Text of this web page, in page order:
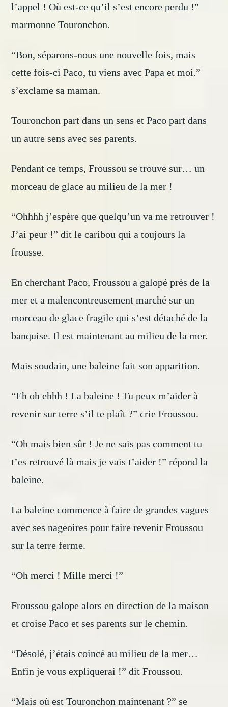
l’appel ! Où est-ce qu’il s’est encore perdu !”
marmonne Touronchon.
“Bon, séparons-nous une nouvelle fois, mais
cette fois-ci Paco, tu viens avec Papa et moi.”
s’exclame sa maman.
Touronchon part dans un sens et Paco part dans
un autre sens avec ses parents.
Pendant ce temps, Froussou se trouve sur… un
morceau de glace au milieu de la mer !
“Ohhhh j’espère que quelqu’un va me retrouver !
J’ai peur !” dit le caribou qui a toujours la
frousse.
En cherchant Paco, Froussou a galopé près de la
mer et a malencontreusement marché sur un
morceau de glace fragile qui s’est détaché de la
banquise. Il est maintenant au milieu de la mer.
Mais soudain, une baleine fait son apparition.
“Eh oh ehhh ! La baleine ! Tu peux m’aider à
revenir sur terre s’il te plaît ?” crie Froussou.
“Oh mais bien sûr ! Je ne sais pas comment tu
t’es retrouvé là mais je vais t’aider !” répond la
baleine.
La baleine commence à faire de grandes vagues
avec ses nageoires pour faire revenir Froussou
sur la terre ferme.
“Oh merci ! Mille merci !”
Froussou galope alors en direction de la maison
et croise Paco et ses parents sur le chemin.
“Désolé, j’étais coincé au milieu de la mer…
Enfin je vous expliquerai !” dit Froussou.
“Mais où est Touronchon maintenant ?” se